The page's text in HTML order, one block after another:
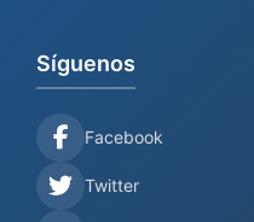
Síguenos
Facebook
Twitter